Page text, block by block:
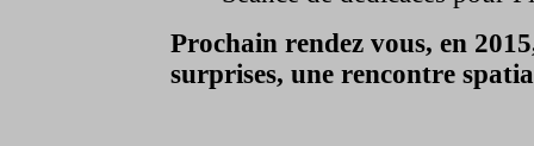
Prochain rendez vous, en
surprises, une rencontre